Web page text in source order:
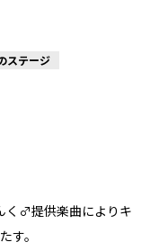
ステージ
く♂提供楽曲によりキ
す。